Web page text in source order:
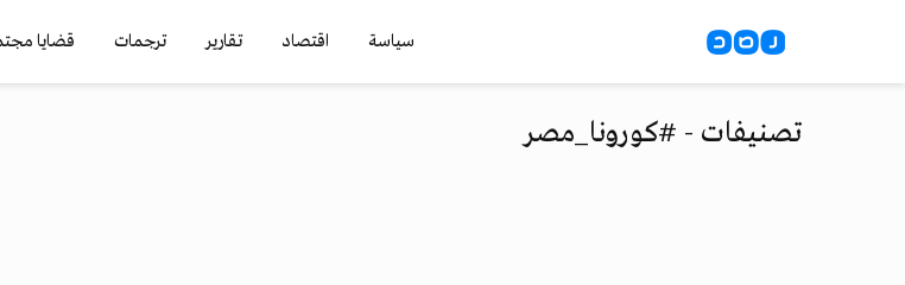
سياسة اقتصاد تقارير ترجمات قضايا
تصنيفات - #كورونا_مصر